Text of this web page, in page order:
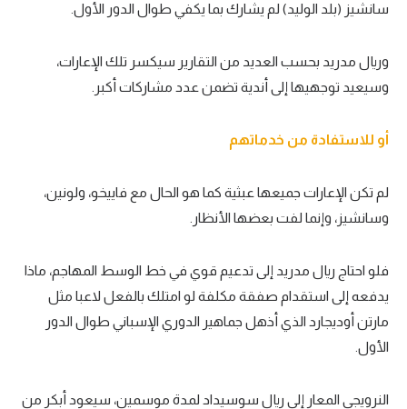
سانشيز (بلد الوليد) لم يشارك بما يكفي طوال الدور الأول.
وريال مدريد بحسب العديد من التقارير سيكسر تلك الإعارات،
وسيعيد توجهيها إلى أندية تضمن عدد مشاركات أكبر.
أو للاستفادة من خدماتهم
لم تكن الإعارات جميعها عبثية كما هو الحال مع فاييخو، ولونين،
وسانشيز، وإنما لفت بعضها الأنظار.
فلو احتاج ريال مدريد إلى تدعيم قوي في خط الوسط المهاجم، ماذا
يدفعه إلى استقدام صفقة مكلفة لو امتلك بالفعل لاعبا مثل
مارتن أوديجارد الذي أذهل جماهير الدوري الإسباني طوال الدور
الأول.
النرويجي المعار إلى ريال سوسيداد لمدة موسمين، سيعود أبكر من